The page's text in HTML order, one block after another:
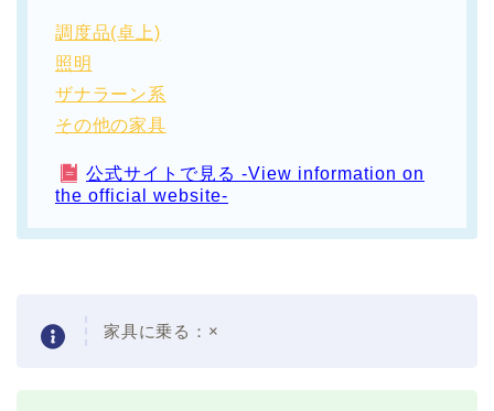
調度品(卓上)
照明
ザナラーン系
その他の家具
公式サイトで見る -View information on
the official website-
家具に乗る：×